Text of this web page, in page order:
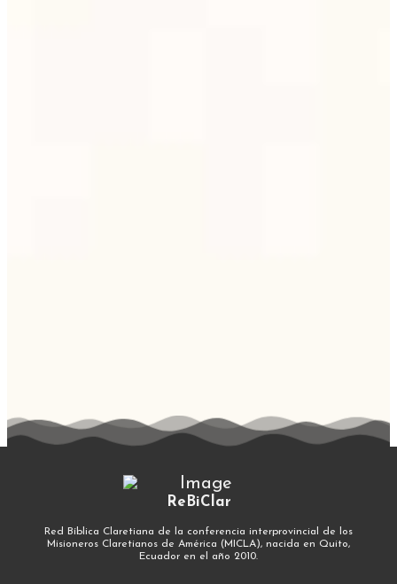
ReBiClar
Red Bíblica Claretiana de la conferencia interprovincial de los
Misioneros Claretianos de América (MICLA), nacida en Quito,
Ecuador en el año 2010.